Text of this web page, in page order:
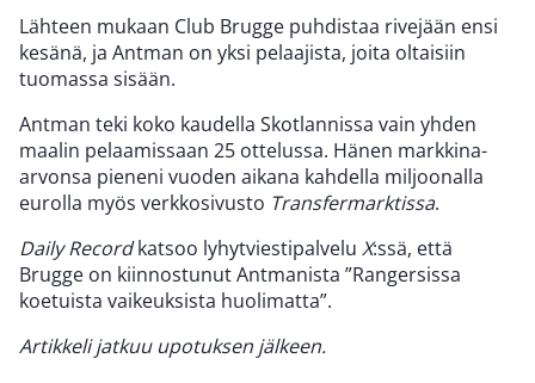
Lähteen mukaan Club Brugge puhdistaa rivejään ensi
kesänä, ja Antman on yksi pelaajista, joita oltaisiin
tuomassa sisään.
Antman teki koko kaudella Skotlannissa vain yhden
maalin pelaamissaan 25 ottelussa. Hänen markkina-
arvonsa pieneni vuoden aikana kahdella miljoonalla
eurolla myös verkkosivusto Transfermarktissa.
Daily Recordkatsoo lyhytviestipalvelu X:ssä, että
Brugge on kiinnostunut Antmanista ”Rangersissa
koetuista vaikeuksista huolimatta”.
Artikkeli jatkuu upotuksen jälkeen.